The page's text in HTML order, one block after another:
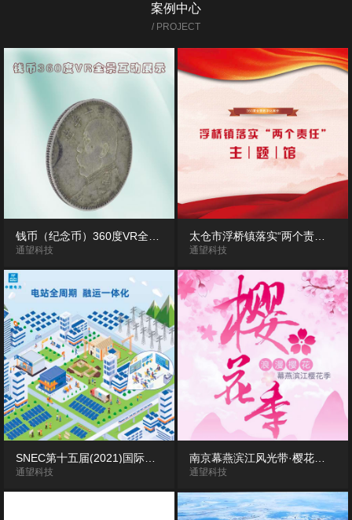
案例中心
/ PROJECT
通望科技 通望科技
通望科技 通望科技